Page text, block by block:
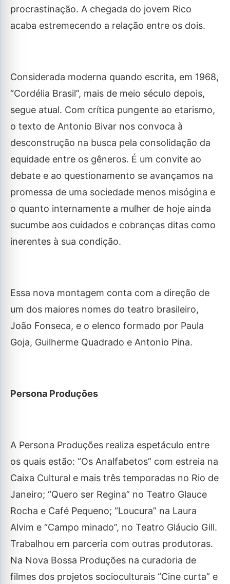
procrastinação. A chegada do jovem Rico
acaba estremecendo a relação entre os dois.
Considerada moderna quando escrita, em 1968,
“Cordélia Brasil”, mais de meio século depois,
segue atual. Com crítica pungente ao etarismo,
o texto de Antonio Bivar nos convoca à
desconstrução na busca pela consolidação da
equidade entre os gêneros. É um convite ao
debate e ao questionamento se avançamos na
promessa de uma sociedade menos misógina e
o quanto internamente a mulher de hoje ainda
sucumbe aos cuidados e cobranças ditas como
inerentes à sua condição.
Essa nova montagem conta com a direção de
um dos maiores nomes do teatro brasileiro,
João Fonseca, e o elenco formado por Paula
Goja, Guilherme Quadrado e Antonio Pina.
Persona Produções
A Persona Produções realiza espetáculo entre
os quais estão: “Os Analfabetos” com estreia na
Caixa Cultural e mais três temporadas no Rio de
Janeiro; “Quero ser Regina” no Teatro Glauce
Rocha e Café Pequeno; “Loucura” na Laura
Alvim e “Campo minado”, no Teatro Gláucio Gill.
Trabalhou em parceria com outras produtoras.
Na Nova Bossa Produções na curadoria de
filmes dos projetos socioculturais “Cine curta” e